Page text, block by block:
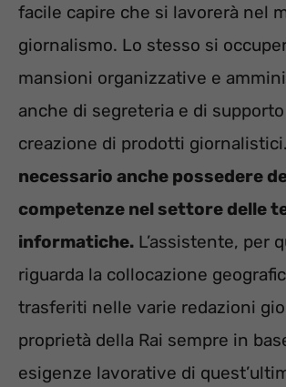
facile capire che si lavorerà nel
giornalismo. Lo stesso si
mansioni organizzative e
anche di segreteria e di
creazione di prodotti
necessario anche possedere
competenze nel settore delle
informatiche. L’assistente, per
riguarda la collocazione
trasferiti nelle varie redazioni
proprietà della Rai sempre in
esigenze lavorative di